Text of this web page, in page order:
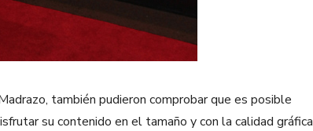
también pudieron comprobar que es posible
su contenido en el tamaño y con la calidad gráfica